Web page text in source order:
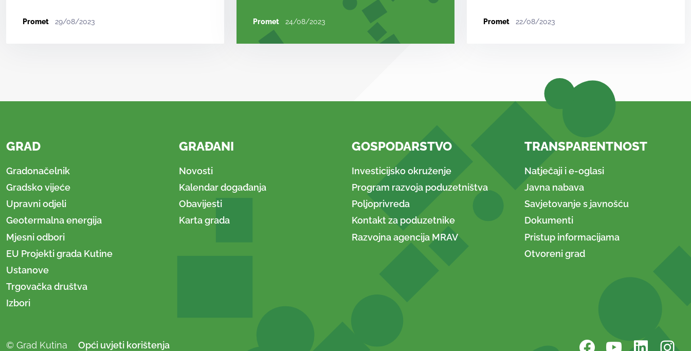
Promet 29/08/2023 Promet 24/08/2023 Promet 22/08/2023
GRAD
Gradonačelnik
Gradsko vijeće
Upravni odjeli
Geotermalna energija
Mjesni odbori
EU Projekti grada Kutine
Ustanove
Trgovačka društva
Izbori
GRAĐANI
Novosti
Kalendar događanja
Obavijesti
Karta grada
GOSPODARSTVO
Investicijsko okruženje
Program razvoja poduzetništva
Poljoprivreda
Kontakt za poduzetnike
Razvojna agencija MRAV
TRANSPARENTNOST
Natječaji i e-oglasi
Javna nabava
Savjetovanje s javnošću
Dokumenti
Pristup informacijama
Otvoreni grad
© Grad Kutina Opći uvjeti korištenja